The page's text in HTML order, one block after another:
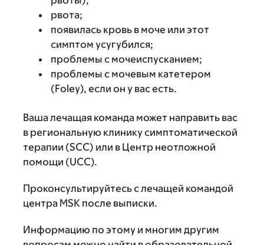
рвота;
появилась кровь в моче или этот
симптом усугубился;
проблемы с мочеиспусканием;
проблемы с мочевым катетером
(Foley), если он у вас есть.
Ваша лечащая команда может направить вас
в региональную клинику симптоматической
терапии (SCC) или в Центр неотложной
помощи (UCC).
Проконсультируйтесь с лечащей командой
центра MSK после выписки.
Информацию по этому и многим другим